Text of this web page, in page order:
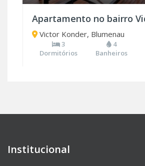
Victor Konder, Blumenau
3
Dormitórios
4
Banheiros
Institucional